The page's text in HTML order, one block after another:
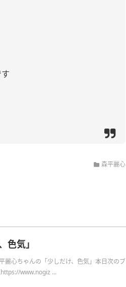
森平麗心
色気」
麗心ちゃんの「少しだけ、色気」本日次のブ
www.nogiz ...